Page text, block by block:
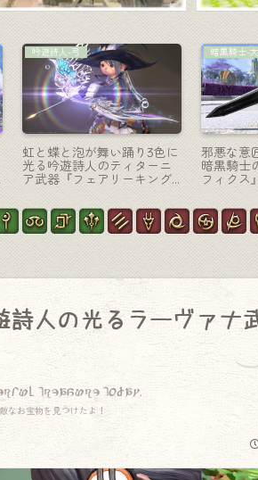
機工士-銃
光り方が絶妙で美しい近未
来的な機工士のAW第6段階
『ダイナストファイア・シ
ャープ』
AF装備
清楚な修
AF2装備
ーズ（ラ
人の光るラーヴァナ
treasure today.
なお宝物を見つけたよ！